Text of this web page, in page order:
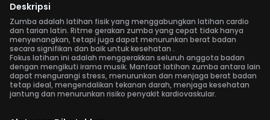
Deskripsi
Zumba adalah latihan fisik yang menggabungkan latihan cardio
dan tarian latin. Ritme gerakan zumba yang cepat tidak hanya
menyenangkan, tetapi juga dapat menurunkan berat badan
secara signifikan dan baik untuk kesehatan .
Fokus latihan ini adalah menggerakkan seluruh anggota badan
dengan mengikuti irama musik. Manfaat latihan zumba antara lain
dapat mengurangi stress, menurunkan dan menjaga berat badan
tetap ideal, mengendalikan tekanan darah, menjaga kesehatan
jantung dan menurunkan risiko penyakit kardiovaskular.